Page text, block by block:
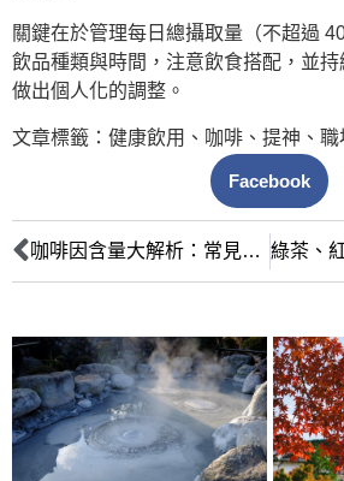
關鍵在於管理每日總攝取量（不超過
飲品種類與時間，注意飲食搭配，並持
做出個人化的調整。
文章標籤： 健康飲用 、 咖啡 、 提神 、 職
Facebook
咖啡因含量大解析：常見茶葉與咖啡種類的科學剖析與飲用指南